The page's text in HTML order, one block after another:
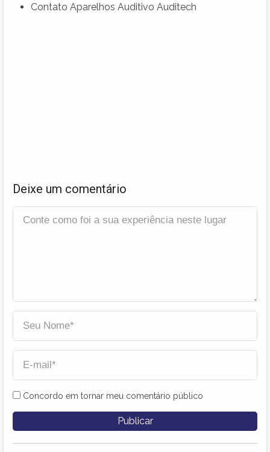
Contato Aparelhos Auditivo Auditech
Deixe um comentário
Concordo em tornar meu comentário público